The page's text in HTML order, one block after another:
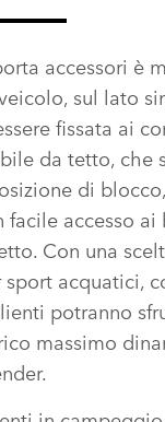
accessori è
sul lato
fissata ai
da tetto, che
di blocco,
facile accesso ai
Con una
sport acquatici,
potranno
massimo